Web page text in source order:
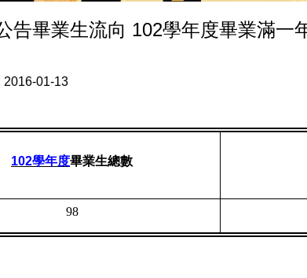
告畢業生流向 102學年度畢業滿一
2016-01-13
102學年度畢業生總數
98